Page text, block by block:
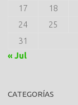
17 18
24
25
31
« Jul
CATEGORÍAS